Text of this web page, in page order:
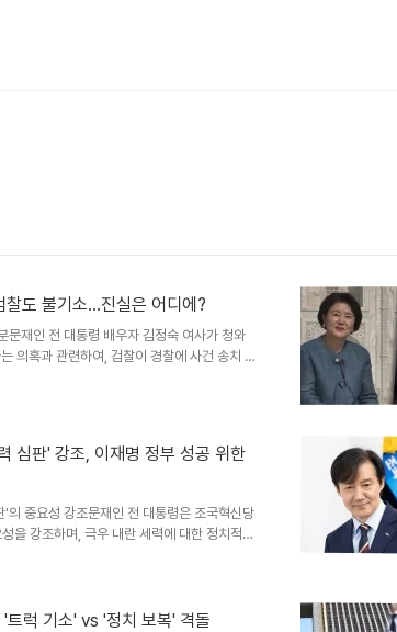
찰도 불기소…진실은 어디에?
재인 전 대통령 배우자 김정숙 여사가 청와
의혹과 관련하여, 검찰이 경찰에 사건 송치 요
이미 무혐의 결정을 내린 데 이어 검찰까지 직
청 반부패수사대는 작년 7월 김 여사의 옷값
재수사 요청에 따라 보완수사를 진행했습니
심판' 강조, 이재명 정부 성공 위한
중요성 강조문재인 전 대통령은 조국혁신당
을 강조하며, 극우 내란 세력에 대한 정치적
표에게 혁신당의 성공적인 실험과 의미 있는
신당이 앞으로 나아가야 할 방향에 대한 중요
트럭 기소' vs '정치 보복' 격돌